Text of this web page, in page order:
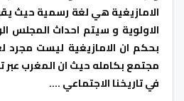
الامازيغية هي لغة رسمية حيث
الاولوية و سيتم احداث المجلس
بحكم ان الامازيغية ليست مجرد
مجتمع بكامله حيث ان المغرب
في تاريخنا الاجتماعي ….